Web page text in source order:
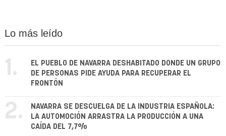
Lo más leído
1.
EL PUEBLO DE NAVARRA DESHABITADO DONDE UN GRUPO
DE PERSONAS PIDE AYUDA PARA RECUPERAR EL
FRONTÓN
2.
NAVARRA SE DESCUELGA DE LA INDUSTRIA ESPAÑOLA:
LA AUTOMOCIÓN ARRASTRA LA PRODUCCIÓN A UNA
CAÍDA DEL 7,7%